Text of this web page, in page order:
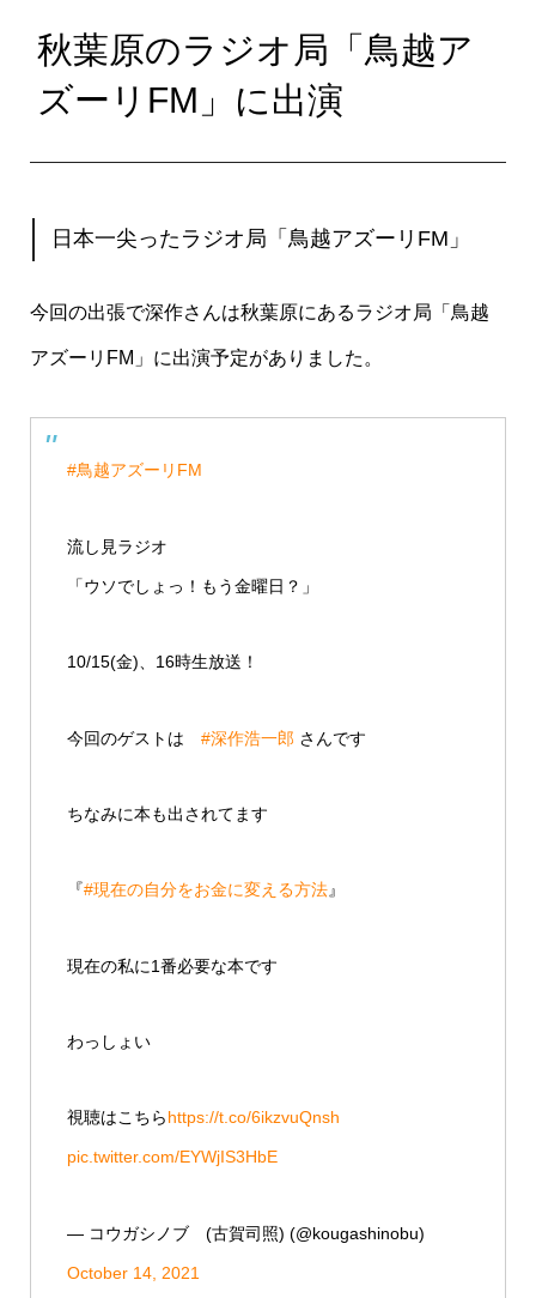
秋葉原のラジオ局「鳥越ア
ズーリFM」に出演
日本一尖ったラジオ局「鳥越アズーリFM」
今回の出張で深作さんは秋葉原にあるラジオ局「鳥越
アズーリFM」に出演予定がありました。
#鳥越アズーリFM
流し見ラジオ
「ウソでしょっ！もう金曜日？」
10/15(金)、16時生放送！
今回のゲストは #深作浩一郎 さんです
ちなみに本も出されてます
『#現在の自分をお金に変える方法』
現在の私に1番必要な本です
わっしょい
視聴はこちらhttps://t.co/6ikzvuQnsh
pic.twitter.com/EYWjIS3HbE
— コウガシノブ (古賀司照) (@kougashinobu)
October 14, 2021